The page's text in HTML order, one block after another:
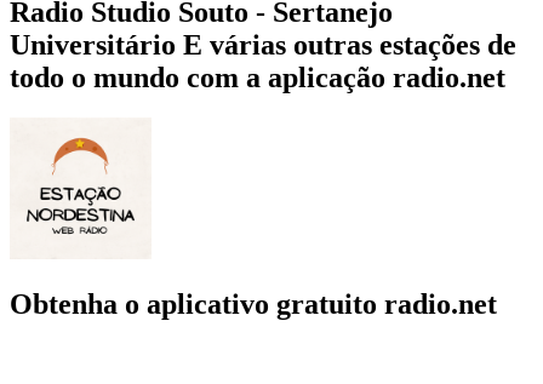
Radio Studio Souto - Sertanejo
Universitário E várias outras estações de
todo o mundo com a aplicação radio.net
Obtenha o aplicativo gratuito radio.net